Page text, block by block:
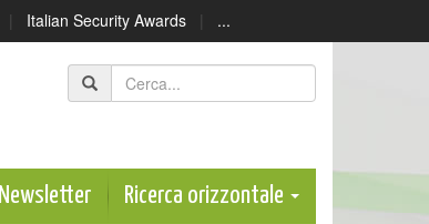
| Italian Security Awards | ...
Newsletter Ricerca orizzontale